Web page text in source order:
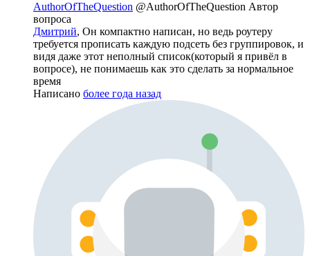
AuthorOfTheQuestion @AuthorOfTheQuestion Автор
вопроса
Дмитрий, Он компактно написан, но ведь роутеру
требуется прописать каждую подсеть без группировок, и
видя даже этот неполный список(который я привёл в
вопросе), не понимаешь как это сделать за нормальное
время
Написано более года назад